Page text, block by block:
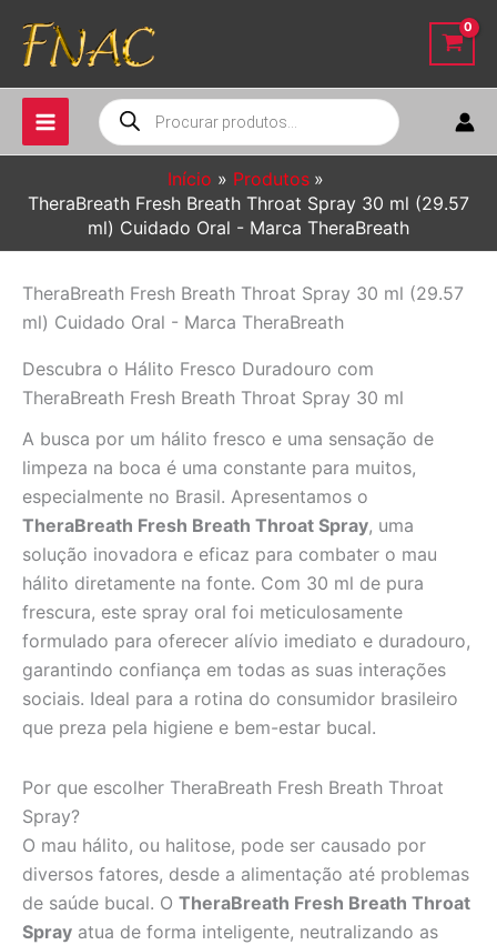
para
conteúdo
Pesquisar
produtos
Início
Produtos
TheraBreath Fresh Breath Throat Spray 30 ml (29.57
ml) Cuidado Oral - Marca TheraBreath
TheraBreath Fresh Breath Throat Spray 30 ml (29.57
ml) Cuidado Oral - Marca TheraBreath
Descubra o Hálito Fresco Duradouro com
TheraBreath Fresh Breath Throat Spray 30 ml
A busca por um hálito fresco e uma sensação de
limpeza na boca é uma constante para muitos,
especialmente no Brasil. Apresentamos o
TheraBreath Fresh Breath Throat Spray, uma
solução inovadora e eficaz para combater o mau
hálito diretamente na fonte. Com 30 ml de pura
frescura, este spray oral foi meticulosamente
formulado para oferecer alívio imediato e duradouro,
garantindo confiança em todas as suas interações
sociais. Ideal para a rotina do consumidor brasileiro
que preza pela higiene e bem-estar bucal.
Por que escolher TheraBreath Fresh Breath Throat
Spray?
O mau hálito, ou halitose, pode ser causado por
diversos fatores, desde a alimentação até problemas
de saúde bucal. O TheraBreath Fresh Breath Throat
Spray atua de forma inteligente, neutralizando as